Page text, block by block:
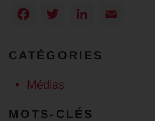
Facebook
TwitterLinkedIn
CATÉGORIES
Médias
MOTS-CLÉS